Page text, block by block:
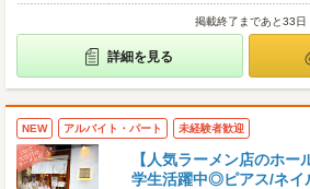
掲載終了まであと33日
詳細を見る
NEW アルバイト・パート 未経験者歓迎
【人気ラーメン店のホー
学生活躍中◎ピアス/ネイ